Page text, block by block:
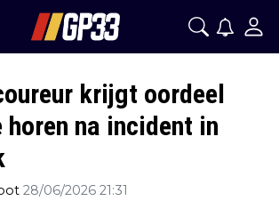
krijgt oordeel
horen na incident in
28/06/2026 21:31